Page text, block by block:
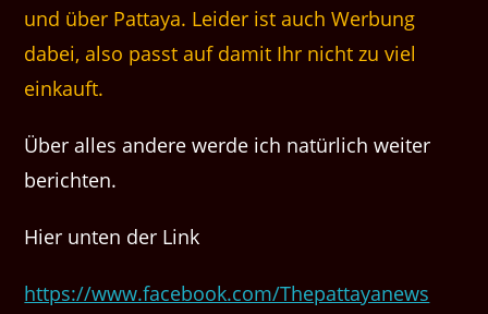
und über Pattaya. Leider ist auch Werbung
dabei, also passt auf damit Ihr nicht zu viel
einkauft.
Über alles andere werde ich natürlich weiter
berichten.
Hier unten der Link
https://www.facebook.com/Thepattayanews